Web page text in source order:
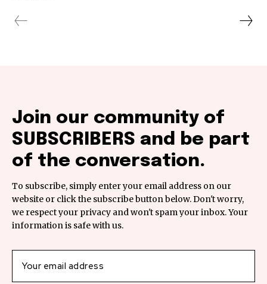
Join our community of
SUBSCRIBERS and be part
of the conversation.
To subscribe, simply enter your email address on our
website or click the subscribe button below. Don't worry,
we respect your privacy and won't spam your inbox. Your
information is safe with us.